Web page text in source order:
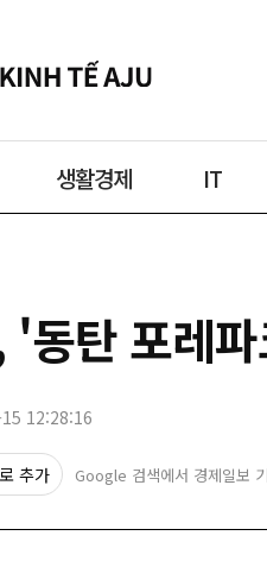
생활경제 IT
'동탄 포레
12:28:16
추가 Google 검색에서 경제일보